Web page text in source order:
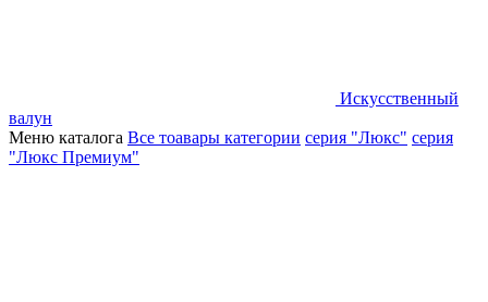
Искусственный
валун
Меню каталога Все тоавары категории серия "Люкс" серия
"Люкс Премиум"